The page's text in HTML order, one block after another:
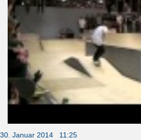
30. Januar 2014 11:25